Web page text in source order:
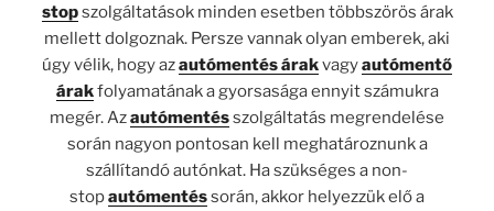
stopszolgáltatások minden esetben többszörös árak
mellett dolgoznak. Persze vannak olyan emberek, aki
úgy vélik, hogy azautómentés árakvagyautómentő
árakfolyamatának a gyorsasága ennyit számukra
megér. Azautómentésszolgáltatás megrendelése
során nagyon pontosan kell meghatároznunk a
szállítandó autónkat. Ha szükséges a non-
stopautómentéssorán, akkor helyezzük elő a